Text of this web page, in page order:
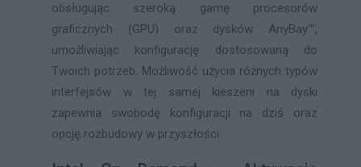
obsługując szeroką gamę procesorów
graficznych (GPU) oraz dysków AnyBay™,
umożliwiając konfigurację dostosowaną do
Twoich potrzeb. Możliwość użycia różnych typów
interfejsów w tej samej kieszeni na dyski
zapewnia swobodę konfiguracji na dziś oraz
opcję rozbudowy w przyszłości.